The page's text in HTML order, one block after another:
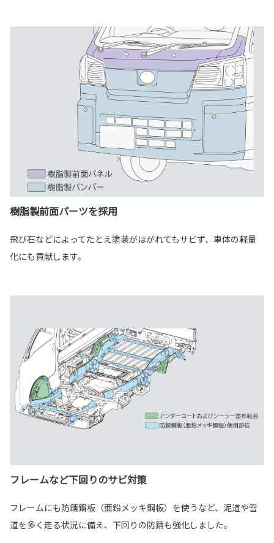
樹脂製前面パーツを採用
飛び石などによってたとえ塗装がはがれてもサビず、車体の軽量
化にも貢献します。
フレームなど下回りのサビ対策
フレームにも防錆鋼板（亜鉛メッキ鋼板）を使うなど、泥道や雪
道を多く走る状況に備え、下回りの防錆も強化しました。